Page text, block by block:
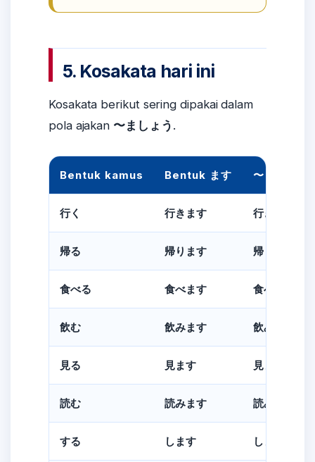
5. Kosakata hari ini
Kosakata berikut sering dipakai dalam
pola ajakan 〜ましょう .
Bentuk kamus Bentuk ます 〜ましょう
行く 行きます 行きましょ
帰る 帰ります 帰りましょ
食べる 食べます 食べましょ
飲む 飲みます 飲みましょ
見る 見ます 見ましょう
読む 読みます 読みましょ
する します しましょう